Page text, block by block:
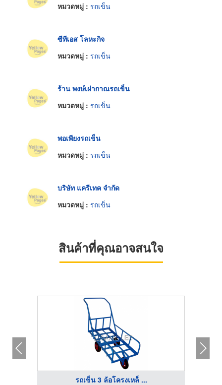
หมวดหมู่ : รถเข็น
ซีทีเอส โลหะกิจ
หมวดหมู่ : รถเข็น
ร้าน พงษ์เผ่ากาณรถเข็น
หมวดหมู่ : รถเข็น
พอเพียงรถเข็น
หมวดหมู่ : รถเข็น
บริษัท แครีเทค จำกัด
หมวดหมู่ : รถเข็น
สินค้าที่คุณอาจสนใจ
รถเข็น 3 ล้อโครงเหล็ ...